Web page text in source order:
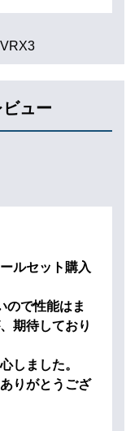
ュー
ルセット購入
ので性能はま
期待しており
しました。
りがとうござ